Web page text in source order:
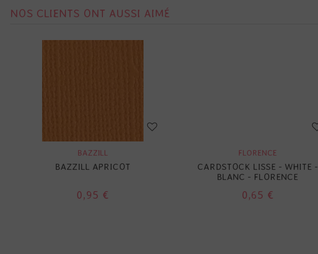
NOS CLIENTS ONT AUSSI AIMÉ
BAZZILL
BAZZILL APRICOT
0,95 €
FLORENCE
CARDSTOCK LISSE - WHITE -
BLANC - FLORENCE
0,65 €